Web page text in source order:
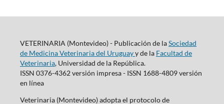
VETERINARIA (Montevideo) - Publicación de laSociedad
de Medicina Veterinaria del Uruguayy de la Facultad de
Veterinaria, Universidad de la República.
ISSN 0376-4362 versión impresa - ISSN 1688-4809 versión
en línea
Veterinaria (Montevideo) adopta el protocolo de